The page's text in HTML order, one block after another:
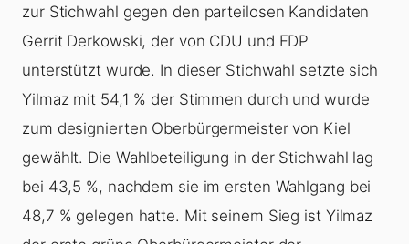
zur Stichwahl gegen den parteilosen Kandidaten
Gerrit Derkowski, der von CDU und FDP
unterstützt wurde. In dieser Stichwahl setzte sich
Yilmaz mit 54,1 % der Stimmen durch und wurde
zum designierten Oberbürgermeister von Kiel
gewählt. Die Wahlbeteiligung in der Stichwahl lag
bei 43,5 %, nachdem sie im ersten Wahlgang bei
48,7 % gelegen hatte. Mit seinem Sieg ist Yilmaz